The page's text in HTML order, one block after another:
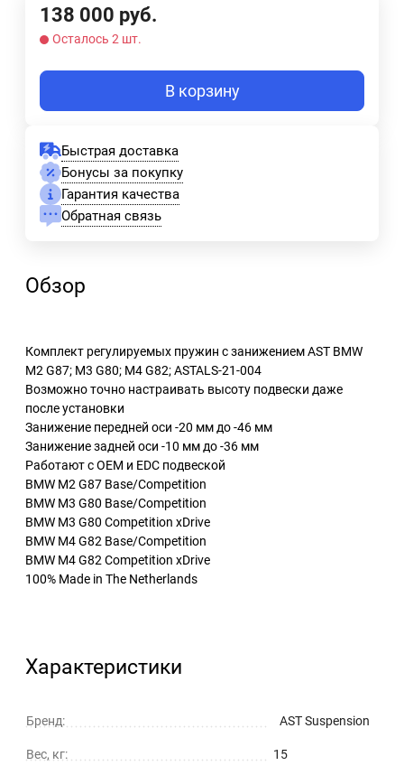
138 000 руб.
Осталось 2 шт.
В корзину
Быстрая доставка
Бонусы за покупку
Гарантия качества
Обратная связь
Обзор
Комплект регулируемых пружин с занижением AST BMW
M2 G87; M3 G80; M4 G82; ASTALS-21-004
Возможно точно настраивать высоту подвески даже
после установки
Занижение передней оси -20 мм до -46 мм
Занижение задней оси -10 мм до -36 мм
Работают с OEM и EDC подвеской
BMW M2 G87 Base/Competition
BMW M3 G80 Base/Competition
BMW M3 G80 Competition xDrive
BMW M4 G82 Base/Competition
BMW M4 G82 Competition xDrive
100% Made in The Netherlands
Характеристики
Бренд: AST Suspension
Вес, кг: 15